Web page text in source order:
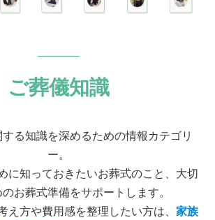
ご葬儀知識
る知識を深めるための情報カテゴリ
ー。
に知っておきたいお葬式のこと、大切
お葬式準備をサポートします。
え方や費用感を整理したい方は、 家族